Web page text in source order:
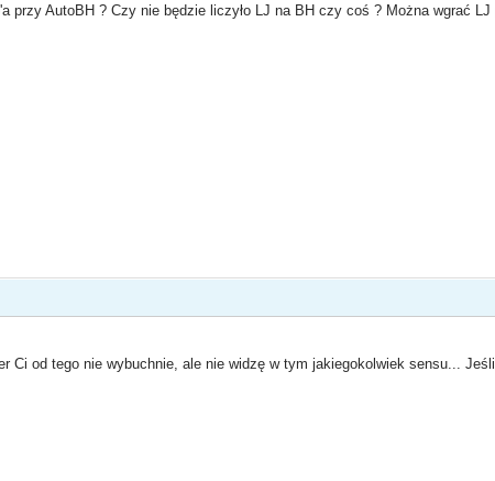
przy AutoBH ? Czy nie będzie liczyło LJ na BH czy coś ? Można wgrać
Ci od tego nie wybuchnie, ale nie widzę w tym jakiegokolwiek sensu...